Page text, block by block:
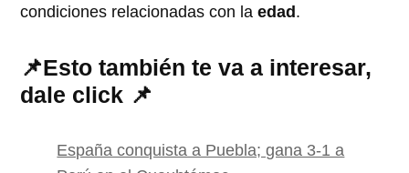
condiciones relacionadas con laedad .
📌Esto también te va a interesar,
dale click 📌
España conquista a Puebla; gana 3-1 a